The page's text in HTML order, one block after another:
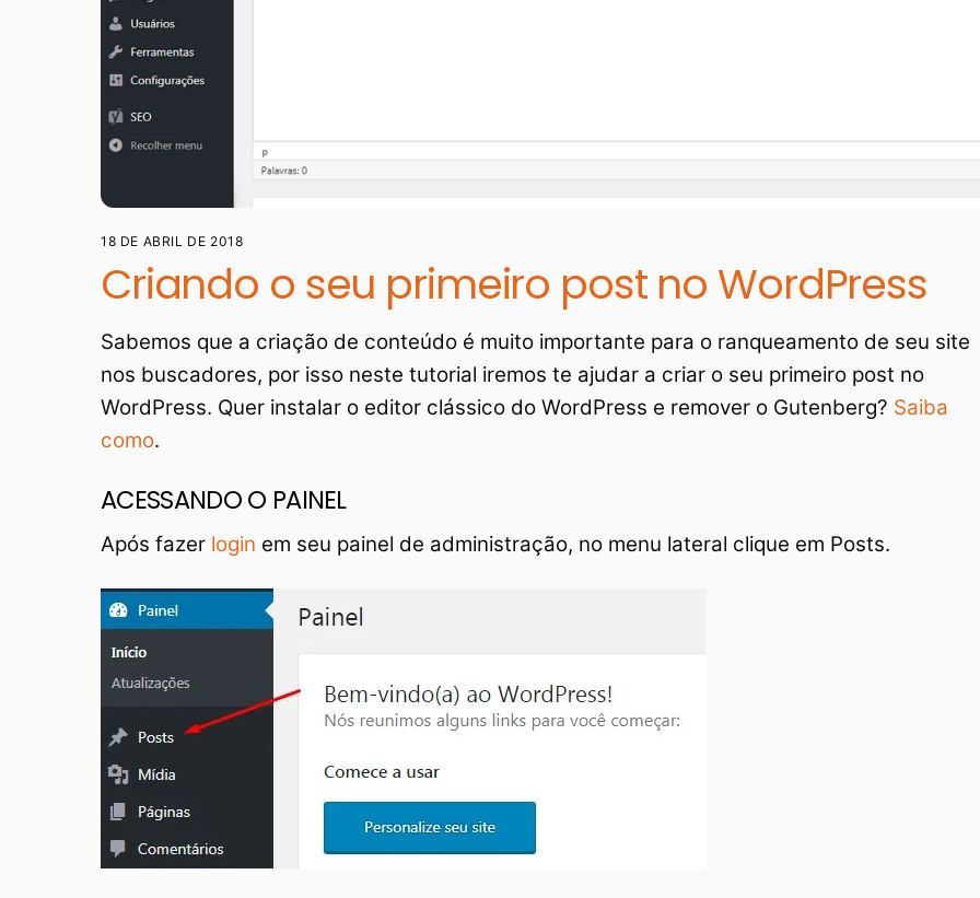
18 DE ABRIL DE 2018
Criando o seu primeiro post no WordPress
Sabemos que a criação de conteúdo é muito importante para o ranqueamento de seu site
nos buscadores, por isso neste tutorial iremos te ajudar a criar o seu primeiro post no
WordPress. Quer instalar o editor clássico do WordPress e remover o Gutenberg? Saiba
como.
ACESSANDO O PAINEL
Após fazer login em seu painel de administração, no menu lateral clique em Posts.